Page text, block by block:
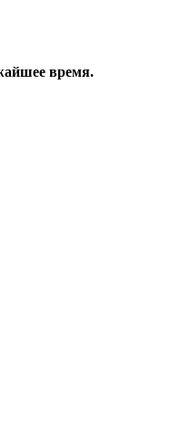
время.